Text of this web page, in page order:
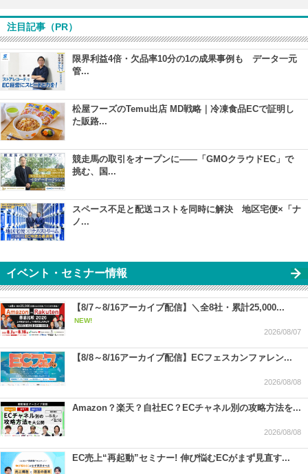
注目記事（PR）
限界利益4倍・欠品率10分の1の成果事例も データ一元
管...
松屋フーズのTemu出店 MD戦略｜冷凍食品ECで証明し
た販路...
競走馬の取引をオープンに――「GMOクラウドEC」で
挑む、国...
スペース不足と配送コストを同時に解決 地区宅便×「ナ
ノ...
イベント・セミナー情報
【8/7～8/16アーカイブ配信】＼全8社・累計25,000...
NEW!
2026/08/07
【8/8～8/16アーカイブ配信】ECフェスカンファレン...
2026/08/08
Amazon？楽天？自社EC？ECチャネル別の攻略方法を...
2026/08/08
EC売上“再起動”セミナー! 伸び悩むECがまず見直す...